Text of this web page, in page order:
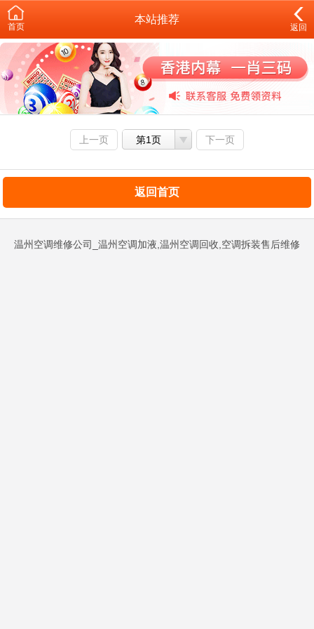
首页
本站推荐
返回
上一页 第1页 下一页
返回首页
温州空调维修公司_温州空调加液,温州空调回收,空调拆装售后维修